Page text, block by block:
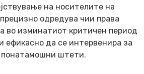
на носителите на
одредува чии права
во изминатиот критичен период
ефикасно да се интервенира за
понатамошни штети.